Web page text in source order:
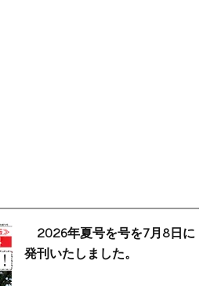
2026年夏号を号を7月8日に
発刊いたしました。